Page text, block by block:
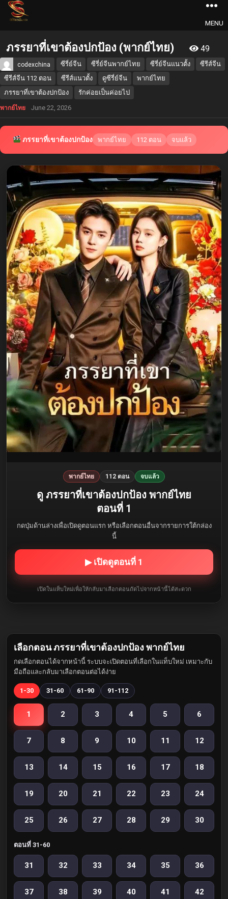
MENU
ภรรยาที่เขาต้องปกป้อง (พากย์ไทย) 49
codexchina ซีรี่ย์จีน ซีรี่ย์จีนพากย์ไทย ซีรี่ย์จีนแนวตั้ง
ซีรีส์จีน
ซีรีส์จีน 112 ตอน
ซีรีส์แนวตั้ง ดูซีรี่ย์จีน
พากย์ไทย
ภรรยาที่เขาต้องปกป้อง
รักค่อยเป็นค่อยไป
พากย์ไทย June 22, 2026
ภรรยาที่เขาต้องปกป้อง พากย์ไทย 112 ตอน จบแล้ว
พากย์ไทย 112 ตอน จบแล้ว
ดู ภรรยาที่เขาต้องปกป้อง พากย์ไทย
ตอนที่ 1
กดปุ่มด้านล่างเพื่อเปิดดูตอนแรก หรือเลือกตอนอื่นจากรายการใต้กล่อง
นี้
▶ เปิดดูตอนที่ 1
เปิดในแท็บใหม่เพื่อให้กลับมาเลือกตอนถัดไปจากหน้านี้ได้สะดวก
เลือกตอน ภรรยาที่เขาต้องปกป้อง พากย์ไทย
กดเลือกตอนได้จากหน้านี้ ระบบจะเปิดตอนที่เลือกในแท็บใหม่ เหมาะกับ
มือถือและกลับมาเลือกตอนต่อได้ง่าย
1-30 31-60 61-90 91-112
1 2 3 4 5 6
7 8 9 10 11 12
13 14 15 16 17 18
19 20 21 22 23 24
25 26 27 28 29 30
ตอนที่ 31-60
31 32 33 34 35 36
37 38 39 40 41 42